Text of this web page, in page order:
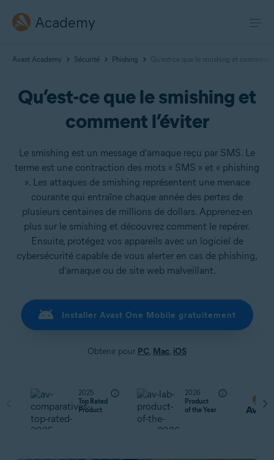
Academy
Avast Academy Sécurité Phishing Qu’est-ce que le smishing et comment
Qu’est-ce que le smishing et
comment l’éviter
Le smishing est un message d’arnaque reçu par SMS. Le
terme est une contraction des mots « SMS » et « phishing
». Les attaques de smishing représentent une menace
courante qui entraîne chaque année des pertes de
plusieurs centaines de millions de dollars. Apprenez-en
plus sur le smishing et découvrez comment le repérer.
Ensuite, protégez vos appareils avec un logiciel de
cybersécurité capable de vous alerter en cas de phishing,
d’arnaque ou de site web malveillant.
Installer Avast One Mobile gratuitement
Obtenir pour PC, Mac, iOS
2025
Top Rated
Product
2026
Product
of the Year